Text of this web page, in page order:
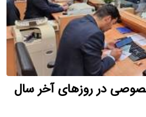
در روزهای آخر سال